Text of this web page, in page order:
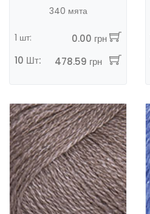
340 мята
1 шт:
0.00 грн
10 Шт:
478.59 грн